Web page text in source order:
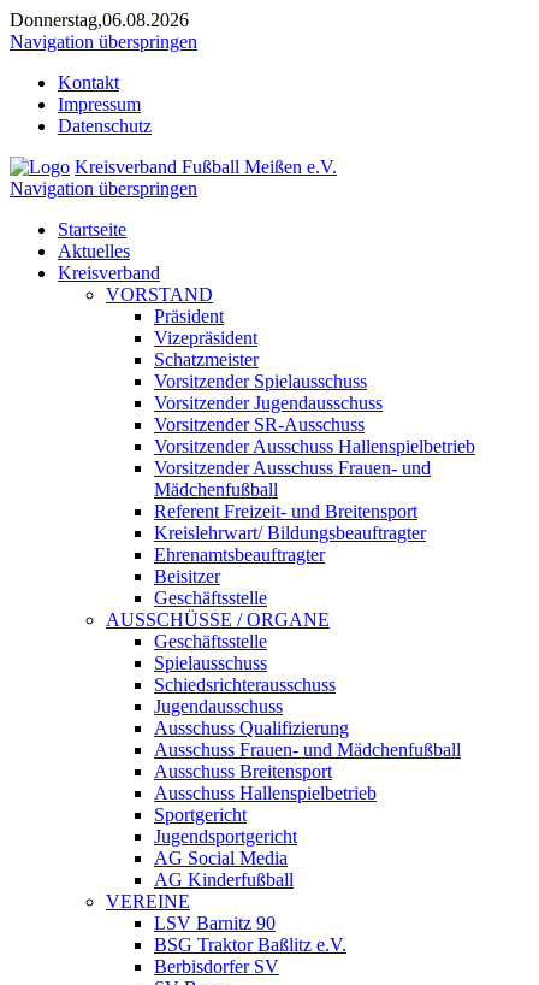
Donnerstag,06.08.2026
Navigation überspringen
Kontakt
Impressum
Datenschutz
Kreisverband Fußball Meißen e.V.
Navigation überspringen
Startseite
Aktuelles
Kreisverband
VORSTAND
Präsident
Vizepräsident
Schatzmeister
Vorsitzender Spielausschuss
Vorsitzender Jugendausschuss
Vorsitzender SR-Ausschuss
Vorsitzender Ausschuss Hallenspielbetrieb
Vorsitzender Ausschuss Frauen- und
Mädchenfußball
Referent Freizeit- und Breitensport
Kreislehrwart/ Bildungsbeauftragter
Ehrenamtsbeauftragter
Beisitzer
Geschäftsstelle
AUSSCHÜSSE / ORGANE
Geschäftsstelle
Spielausschuss
Schiedsrichterausschuss
Jugendausschuss
Ausschuss Qualifizierung
Ausschuss Frauen- und Mädchenfußball
Ausschuss Breitensport
Ausschuss Hallenspielbetrieb
Sportgericht
Jugendsportgericht
AG Social Media
AG Kinderfußball
VEREINE
LSV Barnitz 90
BSG Traktor Baßlitz e.V.
Berbisdorfer SV